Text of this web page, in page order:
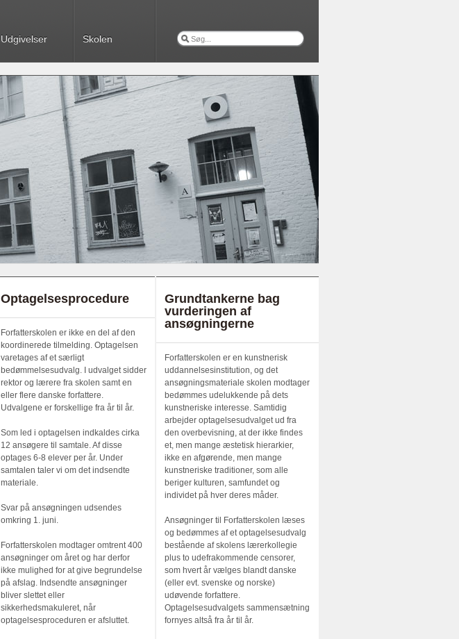
Udgivelser Skolen
Optagelsesprocedure
Forfatterskolen er ikke en del af den
koordinerede tilmelding. Optagelsen
varetages af et særligt
bedømmelsesudvalg. I udvalget sidder
rektor og lærere fra skolen samt en
eller flere danske forfattere.
Udvalgene er forskellige fra år til år.
Som led i optagelsen indkaldes cirka
12 ansøgere til samtale. Af disse
optages 6-8 elever per år. Under
samtalen taler vi om det indsendte
materiale.
Svar på ansøgningen udsendes
omkring 1. juni.
Forfatterskolen modtager omtrent 400
ansøgninger om året og har derfor
ikke mulighed for at give begrundelse
på afslag. Indsendte ansøgninger
bliver slettet eller
sikkerhedsmakuleret, når
optagelsesproceduren er afsluttet.
Grundtankerne bag
vurderingen af
ansøgningerne
Forfatterskolen er en kunstnerisk
uddannelsesinstitution, og det
ansøgningsmateriale skolen modtager
bedømmes udelukkende på dets
kunstneriske interesse. Samtidig
arbejder optagelsesudvalget ud fra
den overbevisning, at der ikke findes
et, men mange æstetisk hierarkier,
ikke en afgørende, men mange
kunstneriske traditioner, som alle
beriger kulturen, samfundet og
individet på hver deres måder.
Ansøgninger til Forfatterskolen læses
og bedømmes af et optagelsesudvalg
bestående af skolens lærerkollegie
plus to udefrakommende censorer,
som hvert år vælges blandt danske
(eller evt. svenske og norske)
udøvende forfattere.
Optagelsesudvalgets sammensætning
fornyes altså fra år til år.